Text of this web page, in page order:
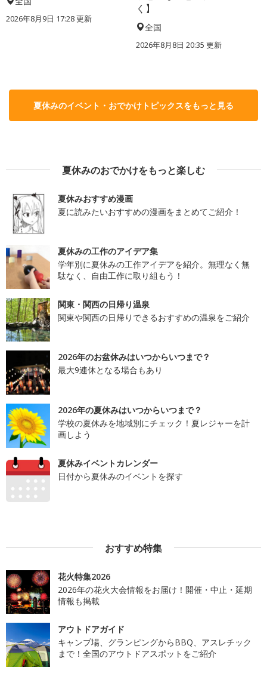
2026年8月9日 17:28更新
く】
全国
2026年8月8日 20:35 更新
夏休みのイベント・おでかけトピックスをもっと見る
夏休みのおでかけをもっと楽しむ
夏休みおすすめ漫画
夏に読みたいおすすめの漫画をまとめてご紹介！
夏休みの工作のアイデア集
学年別に夏休みの工作アイデアを紹介。無理なく無
駄なく、自由工作に取り組もう！
関東・関西の日帰り温泉
関東や関西の日帰りできるおすすめの温泉をご紹介
2026年のお盆休みはいつからいつまで？
最大9連休となる場合もあり
2026年の夏休みはいつからいつまで？
学校の夏休みを地域別にチェック！夏レジャーを計
画しよう
夏休みイベントカレンダー
日付から夏休みのイベントを探す
おすすめ特集
花火特集2026
2026年の花火大会情報をお届け！開催・中止・延期
情報も掲載
アウトドアガイド
キャンプ場、グランピングからBBQ、アスレチック
まで！全国のアウトドアスポットをご紹介